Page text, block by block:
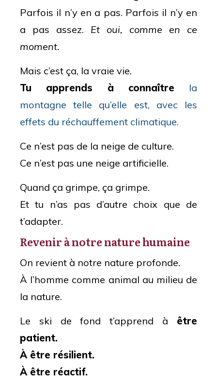
Parfois il n’y en a pas. Parfois il n’y en
a pas assez. Et oui, comme en ce
moment.
Mais c’est ça, la vraie vie.
Tu apprends à connaître la
montagne telle qu’elle est, avec les
effets du réchauffement climatique.
Ce n’est pas de la neige de culture.
Ce n’est pas une neige artificielle.
Quand ça grimpe, ça grimpe.
Et tu n’as pas d’autre choix que de
t’adapter.
Revenir à notre nature humaine
On revient à notre nature profonde.
À l’homme comme animal au milieu de
la nature.
Le ski de fond t’apprend à être
patient.
À être résilient.
À être réactif.